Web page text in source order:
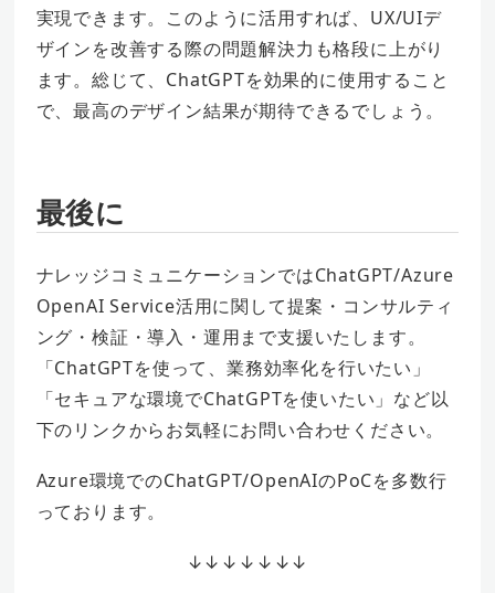
実現できます。このように活用すれば、UX/UIデ
ザインを改善する際の問題解決力も格段に上がり
ます。総じて、ChatGPTを効果的に使用すること
で、最高のデザイン結果が期待できるでしょう。
最後に
ナレッジコミュニケーションではChatGPT/Azure
OpenAI Service活用に関して提案・コンサルティ
ング・検証・導入・運用まで支援いたします。
「ChatGPTを使って、業務効率化を行いたい」
「セキュアな環境でChatGPTを使いたい」など以
下のリンクからお気軽にお問い合わせください。
Azure環境でのChatGPT/OpenAIのPoCを多数行
っております。
↓↓↓↓↓↓↓